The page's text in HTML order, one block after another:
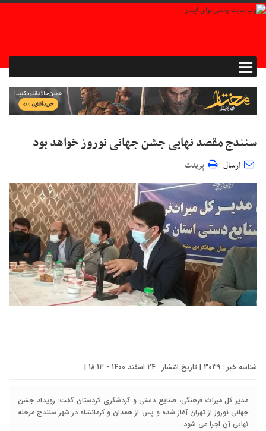
سنندج مقصد نهایی جشن جهانی نوروز خواهد بود
ارسال پرینت
شناسه خبر : 3039 | تاریخ انتشار : 24 اسفند 1400 - 18:13 |
مدیر کل میراث فرهنگی، صنایع دستی و گردشگری کردستان گفت: رویداد جشن
جهانی نوروز از تهران آغاز شده و پس از همدان و کرمانشاه در شهر سنندج مرحله
نهایی آن اجرا می شود.